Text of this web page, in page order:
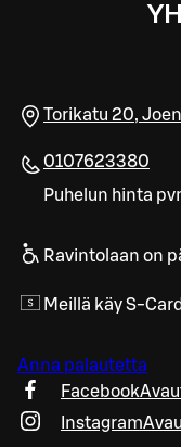
Torikatu 20,
0107623380
Puhelun hinta
Ravintolaan on
Meillä käy S-Card
Anna palautetta
Facebook
Instagram